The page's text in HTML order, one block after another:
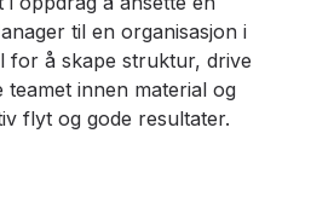
til en organisasjon i
for å skape struktur, drive
innen material og
flyt og gode resultater.